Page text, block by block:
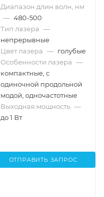
Диапазон длин волн, нм
— 480-500
Тип лазера —
непрерывные
Цвет лазера — голубые
Особенности лазера —
компактные, с
одиночной продольной
модой, одночастотные
Выходная мощность —
до 1 Вт
ОТПРАВИТЬ ЗАПРОС